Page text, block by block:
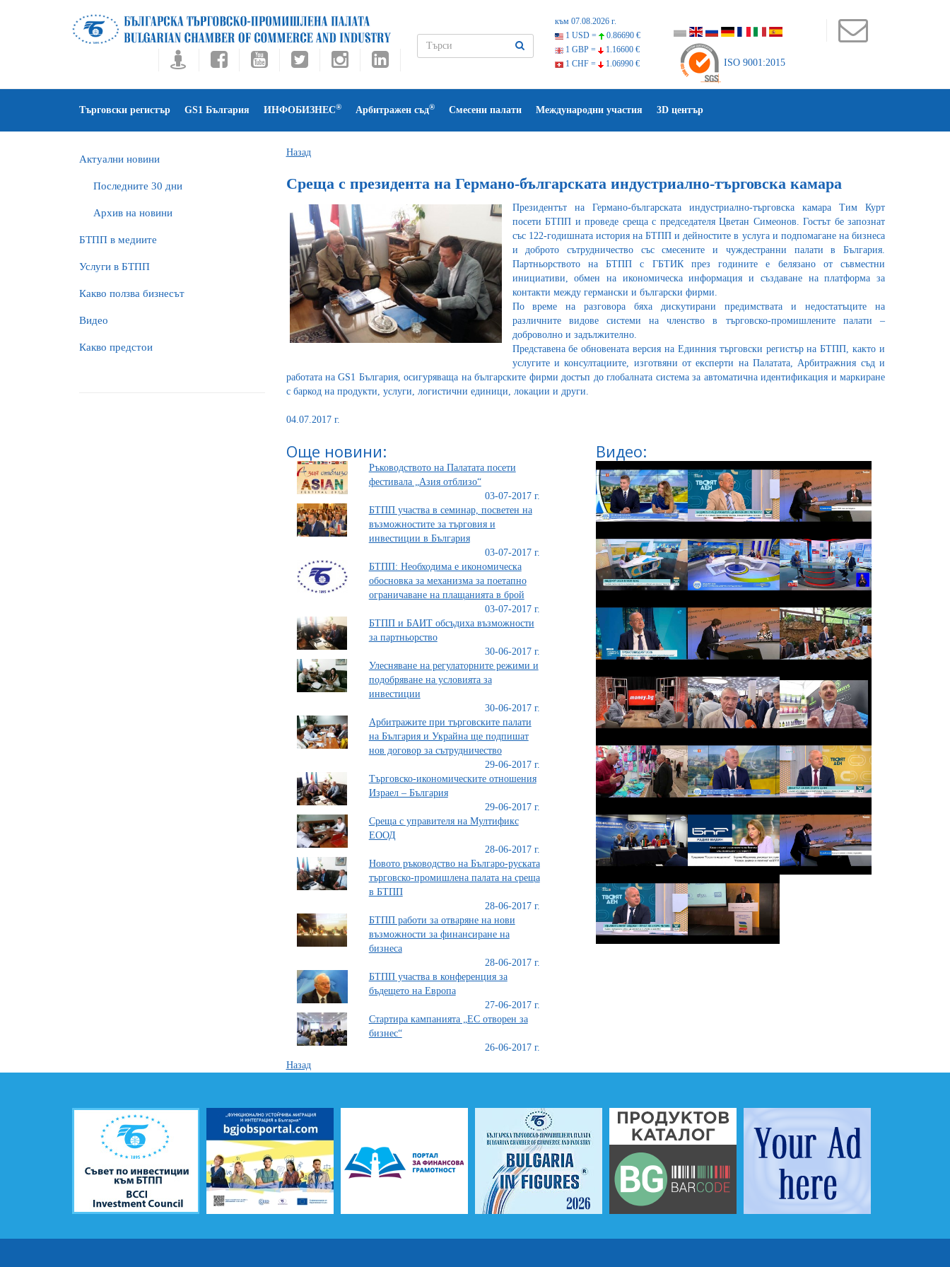
към 07.08.2026 г.
1 USD =
0.86690 €
1 GBP =
1.16600 €
1 CHF =
1.06990 € ISO 9001:2015
Търговски регистър GS1 България ИНФОБИЗНЕС® Арбитражен съд® Смесени палати Международни участия 3D център
Актуални новини
Последните 30 дни
Архив на новини
БTПП в медиите
Услуги в БТПП
Какво ползва бизнесът
Видео
Какво предстои
Назад
Среща с президента на Германо-българската индустриално-търговска камара
Президентът на Германо-българската индустриално-търговска камара Тим Курт
посети БТПП и проведе среща с председателя Цветан Симеонов. Гостът бе запознат
със 122-годишната история на БТПП и дейностите в услуга и подпомагане на бизнеса
и доброто сътрудничество със смесените и чуждестранни палати в България.
Партньорството на БТПП с ГБТИК през годините е белязано от съвместни
инициативи, обмен на икономическа информация и създаване на платформа за
контакти между германски и български фирми.
По време на разговора бяха дискутирани предимствата и недостатъците на
различните видове системи на членство в търговско-промишлените палати –
доброволно и задължително.
Представена бе обновената версия на Единния търговски регистър на БТПП, както и
услугите и консултациите, изготвяни от експерти на Палатата, Арбитражния съд и
работата на GS1 България, осигуряваща на българските фирми достъп до глобалната система за автоматична идентификация и маркиране
с баркод на продукти, услуги, логистични единици, локации и други.
04.07.2017 г.
Още новини:
Ръководството на Палатата посети
фестивала „Азия отблизо“
03-07-2017 г.
БТПП участва в семинар, посветен на
възможностите за търговия и
инвестиции в България
03-07-2017 г.
БТПП: Необходима е икономическа
обосновка за механизма за поетапно
ограничаване на плащанията в брой
03-07-2017 г.
БТПП и БАИТ обсъдиха възможности
за партньорство
30-06-2017 г.
Улесняване на регулаторните режими и
подобряване на условията за
инвестиции
30-06-2017 г.
Арбитражите при търговските палати
на България и Украйна ще подпишат
нов договор за сътрудничество
29-06-2017 г.
Търговско-икономическите отношения
Израел – България
29-06-2017 г.
Среща с управителя на Мултификс
ЕООД
28-06-2017 г.
Новото ръководство на Българо-руската
търговско-промишлена палата на среща
в БТПП
28-06-2017 г.
БТПП работи за отваряне на нови
възможности за финансиране на
бизнеса
28-06-2017 г.
БТПП участва в конференция за
бъдещето на Европа
27-06-2017 г.
Стартира кампанията „ЕС отворен за
бизнес“
26-06-2017 г.
Видео:
Назад